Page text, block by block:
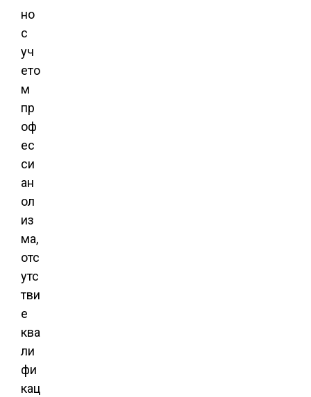
но
с
уч
ето
м
пр
оф
ес
си
ан
ол
из
ма,
отс
утс
тви
е
ква
ли
фи
кац